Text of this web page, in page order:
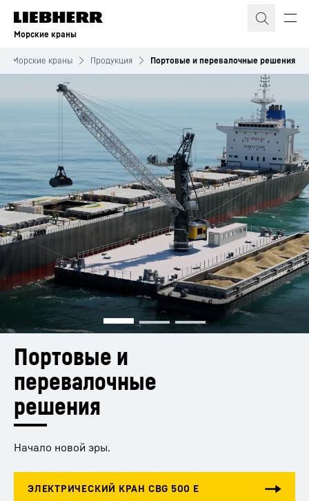
Морские краны
Морские краны Продукция Портовые и перевалочные решения
Портовые и
перевалочные
решения
Начало новой эры.